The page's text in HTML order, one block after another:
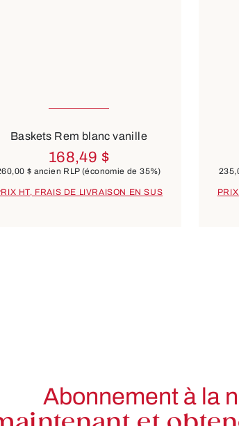
6 Couleurs
Baskets Rem blanc vanille
168,49 $
$ ancien RLP(économie de 35%)
HT, FRAIS DE LIVRAISON EN SUS
Abonnement à la